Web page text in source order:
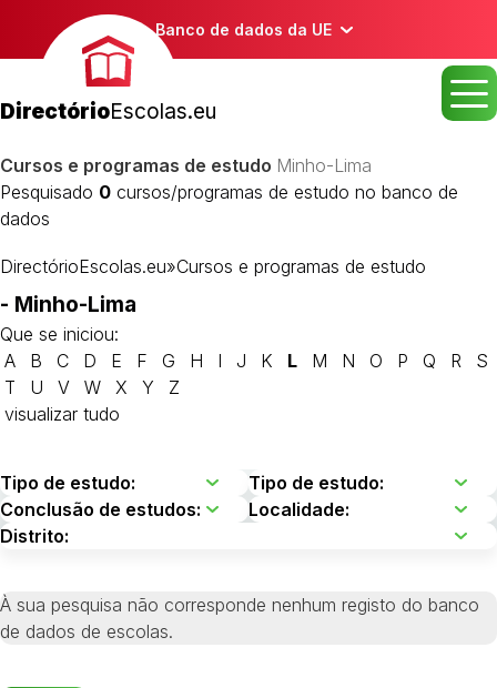
Banco de dados da UE
DirectórioEscolas.eu
Cursos e programas de estudo Minho-Lima
Pesquisado 0 cursos/programas de estudo no banco de
dados
DirectórioEscolas.eu»Cursos e programas de estudo
- Minho-Lima
Que se iniciou:
A
B C D E F G H I J K L M N O P Q R
S
T
U V W X Y
Z
visualizar tudo
À sua pesquisa não corresponde nenhum registo do banco
de dados de escolas.